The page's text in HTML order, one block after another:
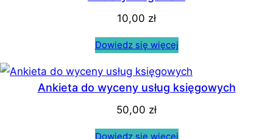
10,00 zł
Dowiedz się więcej
Ankieta do wyceny usług księgowych
50,00 zł
Dowiedz się więcej